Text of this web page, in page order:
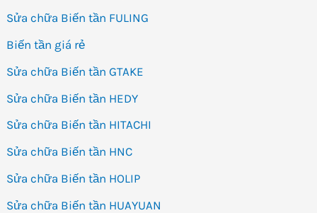
Sửa chữa Biến tần FULING
Biến tần giá rẻ
Sửa chữa Biến tần GTAKE
Sửa chữa Biến tần HEDY
Sửa chữa Biến tần HITACHI
Sửa chữa Biến tần HNC
Sửa chữa Biến tần HOLIP
Sửa chữa Biến tần HUAYUAN